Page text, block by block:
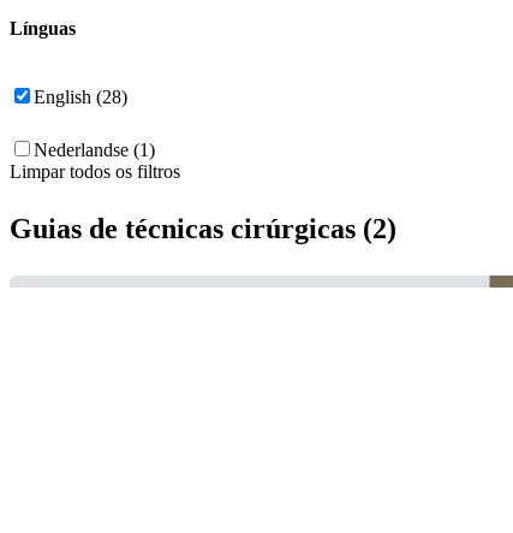
Línguas
English (28)
Nederlandse (1)
Limpar todos os filtros
Guias de técnicas cirúrgicas (2)